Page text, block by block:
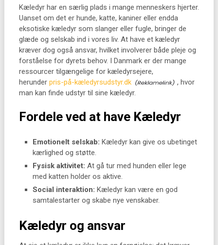
Kæledyr har en særlig plads i mange menneskers hjerter.
Uanset om det er hunde, katte, kaniner eller endda
eksotiske kæledyr som slanger eller fugle, bringer de
glæde og selskab ind i vores liv. At have et kæledyr
kræver dog også ansvar, hvilket involverer både pleje og
forståelse for dyrets behov. I Danmark er der mange
ressourcer tilgængelige for kæledyrsejere,
herunder pris-på-kæledyrsudstyr.dk
, hvor
man kan finde udstyr til sine kæledyr.
Fordele ved at have Kæledyr
Emotionelt selskab: Kæledyr kan give os ubetinget
kærlighed og støtte.
Fysisk aktivitet: At gå tur med hunden eller lege
med katten holder os aktive.
Social interaktion: Kæledyr kan være en god
samtalestarter og skabe nye venskaber.
Kæledyr og ansvar